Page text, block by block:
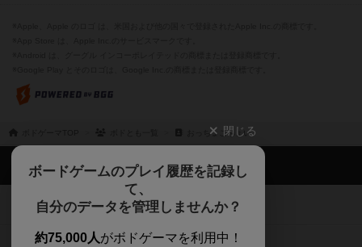
おっちょこちょい
閉じる
ボードゲームのプレイ履歴を記録し
て、
自分のデータを管理しませんか？
約75,000人がボドゲーマを利用中！
ボドゲーマTOP
ボードゲームを検索する